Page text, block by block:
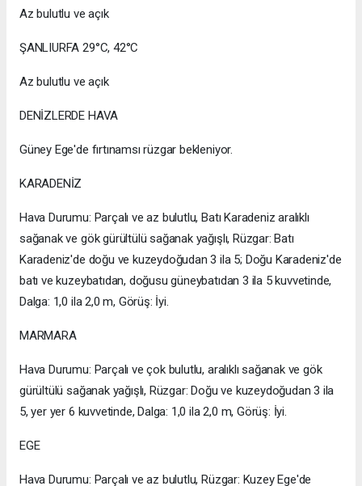
Az bulutlu ve açık
ŞANLIURFA 29°C, 42°C
Az bulutlu ve açık
DENİZLERDE HAVA
Güney Ege'de fırtınamsı rüzgar bekleniyor.
KARADENİZ
Hava Durumu: Parçalı ve az bulutlu, Batı Karadeniz aralıklı
sağanak ve gök gürültülü sağanak yağışlı, Rüzgar: Batı
Karadeniz'de doğu ve kuzeydoğudan 3 ila 5; Doğu Karadeniz'de
batı ve kuzeybatıdan, doğusu güneybatıdan 3 ila 5 kuvvetinde,
Dalga: 1,0 ila 2,0 m, Görüş: İyi.
MARMARA
Hava Durumu: Parçalı ve çok bulutlu, aralıklı sağanak ve gök
gürültülü sağanak yağışlı, Rüzgar: Doğu ve kuzeydoğudan 3 ila
5, yer yer 6 kuvvetinde, Dalga: 1,0 ila 2,0 m, Görüş: İyi.
EGE
Hava Durumu: Parçalı ve az bulutlu, Rüzgar: Kuzey Ege'de